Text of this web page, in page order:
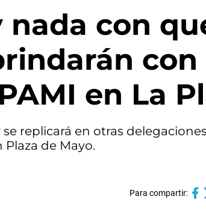
nada con
con
en La
replicará en otras
Plaza de Mayo.
Para compartir: